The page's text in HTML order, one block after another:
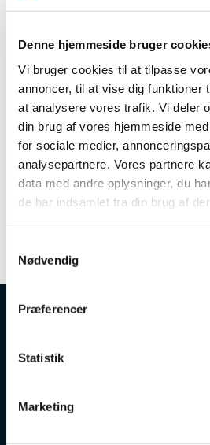
Denne hjemmeside bruger
Vi bruger cookies til at tilpasse
annoncer, til at vise dig funktioner
at analysere vores trafik. Vi deler
din brug af vores hjemmeside
for sociale medier,
analysepartnere. Vores partnere
data med andre oplysninger, du
de har indsamlet fra din brug af
m
Nødvendig
Præferencer
Statistik
Marketing
Sådan ansøger du
Ansøgningsfrist: 1.
Ansøgning sendes til:
Skriv ' TEAM Racing VM' i